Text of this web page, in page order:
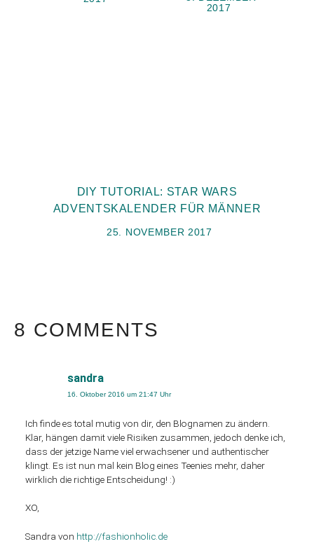
2017
DIY TUTORIAL: STAR WARS
ADVENTSKALENDER FÜR MÄNNER
25. NOVEMBER 2017
8 COMMENTS
sandra
16. Oktober 2016 um 21:47 Uhr
Ich finde es total mutig von dir, den Blognamen zu ändern.
Klar, hängen damit viele Risiken zusammen, jedoch denke ich,
dass der jetzige Name viel erwachsener und authentischer
klingt. Es ist nun mal kein Blog eines Teenies mehr, daher
wirklich die richtige Entscheidung! :)
XO,
Sandra von http://fashionholic.de